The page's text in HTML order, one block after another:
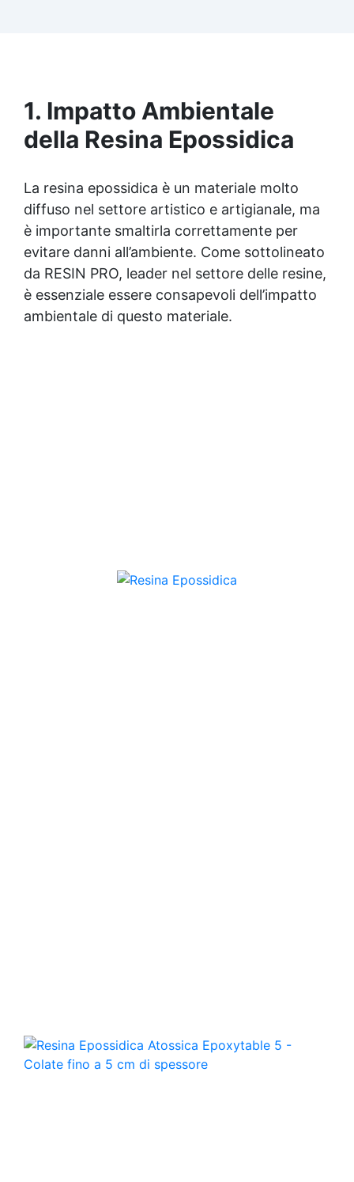
1. Impatto Ambientale
della Resina Epossidica
La resina epossidica è un materiale molto
diffuso nel settore artistico e artigianale, ma
è importante smaltirla correttamente per
evitare danni all’ambiente. Come sottolineato
da RESIN PRO, leader nel settore delle resine,
è essenziale essere consapevoli dell’impatto
ambientale di questo materiale.